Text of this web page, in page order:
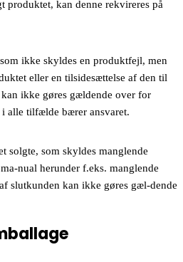
produktet, kan denne rekvireres på
ikke skyldes en produktfejl, men
eller en tilsidesættelse af den til
ikke gøres gældende over for
alle tilfælde bærer ansvaret.
solgte, som skyldes manglende
nual herunder f.eks. manglende
slutkunden kan ikke gøres gæl-dende